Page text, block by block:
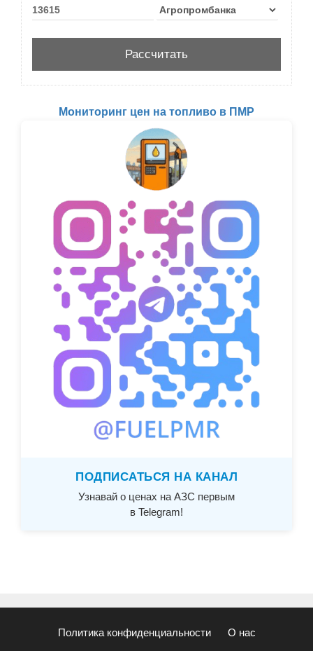
Мониторинг цен на топливо в ПМР
ПОДПИСАТЬСЯ НА КАНАЛ
Узнавай о ценах на АЗС первым
в Telegram!
Политика конфиденциальности О нас